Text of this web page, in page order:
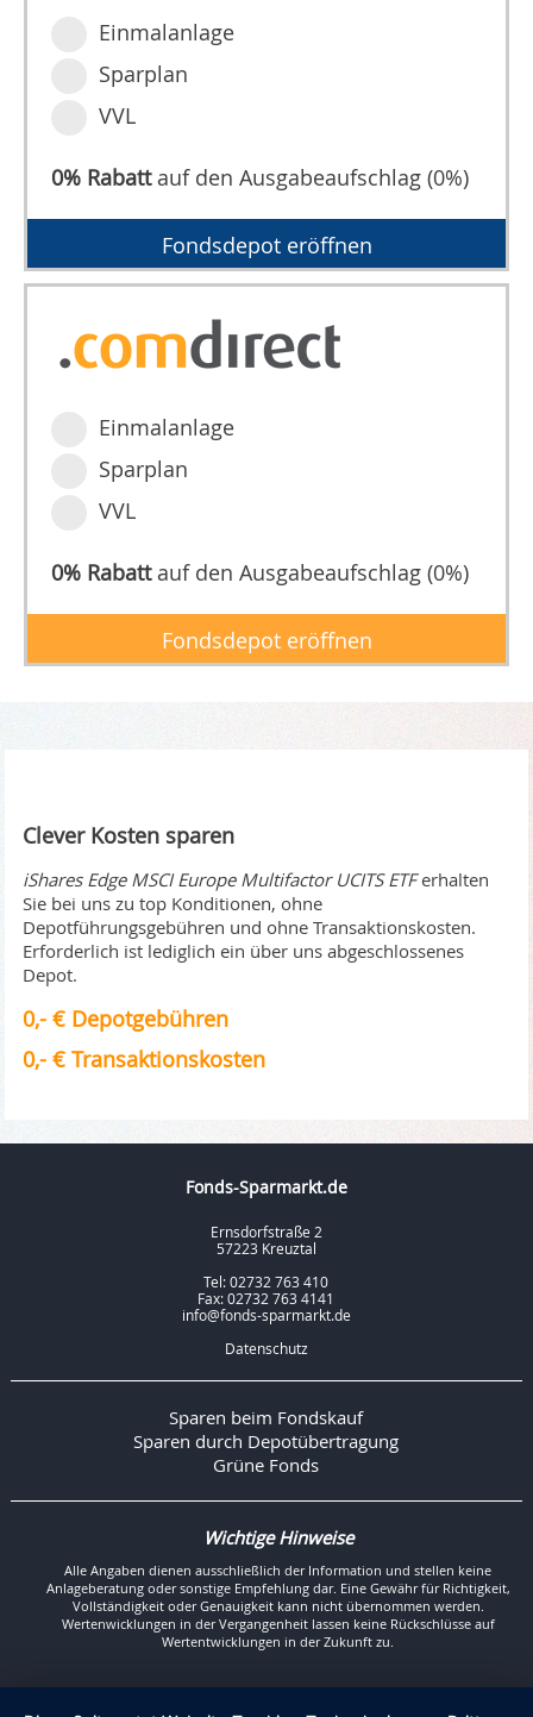
Einmalanlage
Sparplan
VVL
0% Rabattauf den Ausgabeaufschlag (0%)
Fondsdepot eröffnen
Einmalanlage
Sparplan
VVL
0% Rabattauf den Ausgabeaufschlag (0%)
Fondsdepot eröffnen
Clever Kosten sparen
iShares Edge MSCI Europe Multifactor UCITS ETFerhalten
Sie bei uns zu top Konditionen, ohne
Depotführungsgebühren und ohne Transaktionskosten.
Erforderlich ist lediglich ein über uns abgeschlossenes
Depot.
0,- € Depotgebühren
0,- € Transaktionskosten
Fonds-Sparmarkt.de
Ernsdorfstraße 2
57223 Kreuztal
Tel: 02732 763 410
Fax: 02732 763 4141
info@fonds-sparmarkt.de
Datenschutz
Sparen beim Fondskauf
Sparen durch Depotübertragung
Grüne Fonds
Wichtige Hinweise
Alle Angaben dienen ausschließlich der Information und stellen keine
Anlageberatung oder sonstige Empfehlung dar. Eine Gewähr für Richtigkeit,
Vollständigkeit oder Genauigkeit kann nicht übernommen werden.
Wertenwicklungen in der Vergangenheit lassen keine Rückschlüsse auf
Wertentwicklungen in der Zukunft zu.